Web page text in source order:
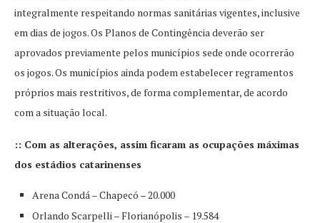
integralmente respeitando normas sanitárias vigentes, inclusive
em dias de jogos. Os Planos de Contingência deverão ser
aprovados previamente pelos municípios sede onde ocorrerão
os jogos. Os municípios ainda podem estabelecer regramentos
próprios mais restritivos, de forma complementar, de acordo
com a situação local.
:: Com as alterações, assim ficaram as ocupações máximas
dos estádios catarinenses
Arena Condá – Chapecó – 20.000
Orlando Scarpelli – Florianópolis – 19.584